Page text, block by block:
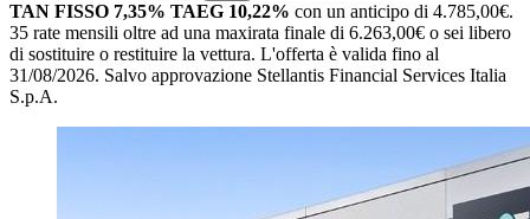
TAN FISSO 7,35% TAEG 10,22% con un anticipo di 4.785,00€.
35 rate mensili oltre ad una maxirata finale di 6.263,00€ o sei libero
di sostituire o restituire la vettura. L'offerta è valida fino al
31/08/2026. Salvo approvazione Stellantis Financial Services Italia
S.p.A.